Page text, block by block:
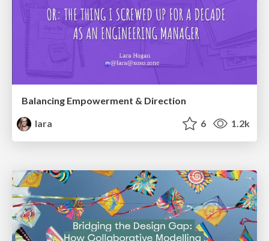
Balancing Empowerment & Direction
lara
6 1.2k